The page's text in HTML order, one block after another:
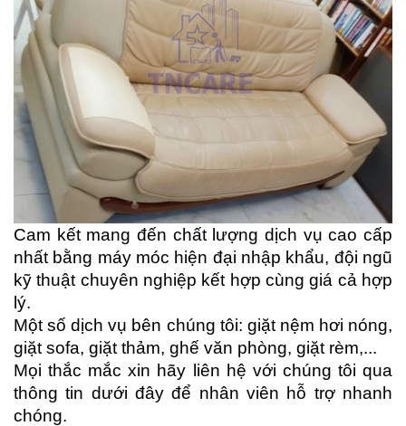
Cam kết mang đến chất lượng dịch vụ cao cấp
nhất bằng máy móc hiện đại nhập khẩu, đội ngũ
kỹ thuật chuyên nghiệp kết hợp cùng giá cả hợp
lý.
Một số dịch vụ bên chúng tôi: giặt nệm hơi nóng,
giặt sofa, giặt thảm, ghế văn phòng, giặt rèm,...
Mọi thắc mắc xin hãy liên hệ với chúng tôi qua
thông tin dưới đây để nhân viên hỗ trợ nhanh
chóng.